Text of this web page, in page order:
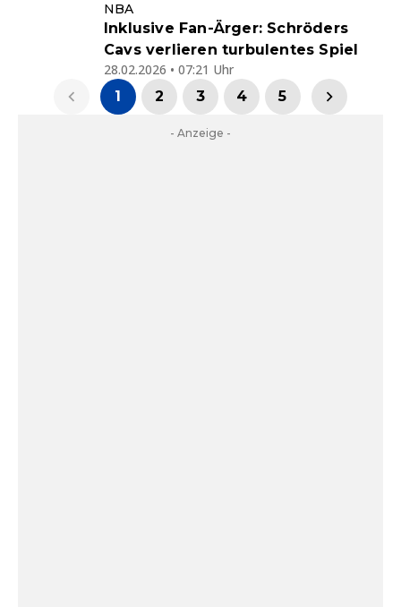
NBA
Inklusive Fan-Ärger: Schröders
Cavs verlieren turbulentes Spiel
28.02.2026 • 07:21 Uhr
1
2 3 4 5
- Anzeige -